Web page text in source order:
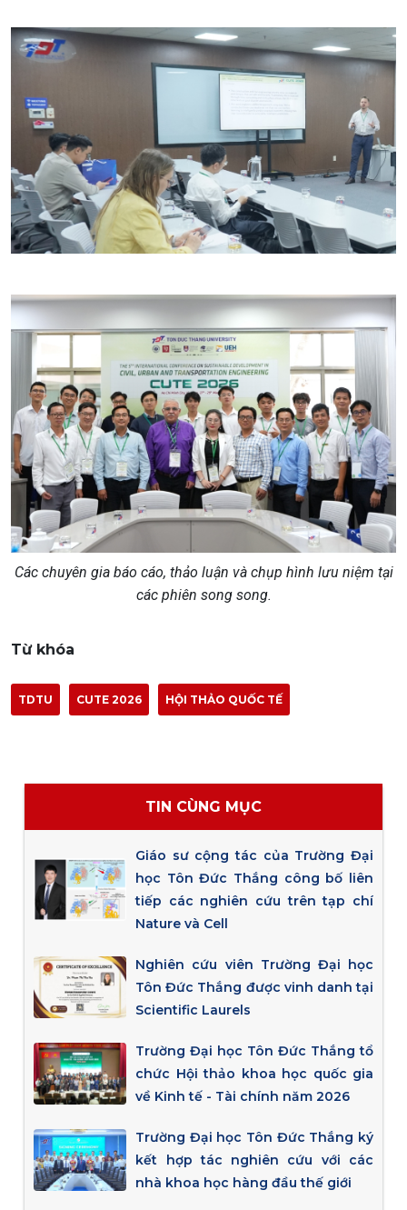
Các chuyên gia báo cáo, thảo luận và chụp hình lưu niệm tại
các phiên song song.
Từ khóa
TDTU CUTE 2026 HỘI THẢO QUỐC TẾ
TIN CÙNG MỤC
Giáo sư cộng tác của Trường Đại
học Tôn Đức Thắng công bố liên
tiếp các nghiên cứu trên tạp chí
Nature và Cell
Nghiên cứu viên Trường Đại học
Tôn Đức Thắng được vinh danh tại
Scientific Laurels
Trường Đại học Tôn Đức Thắng tổ
chức Hội thảo khoa học quốc gia
về Kinh tế - Tài chính năm 2026
Trường Đại học Tôn Đức Thắng ký
kết hợp tác nghiên cứu với các
nhà khoa học hàng đầu thế giới